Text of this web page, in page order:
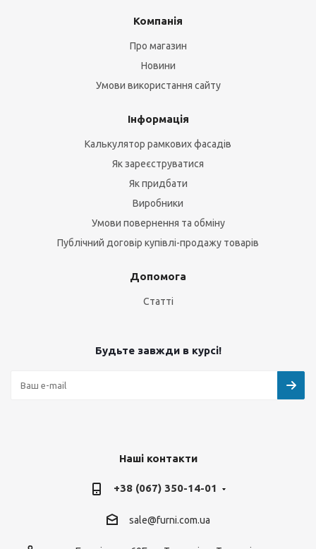
Компанія
Про магазин
Новини
Умови використання сайту
Інформація
Калькулятор рамкових фасадів
Як зареєструватися
Як придбати
Виробники
Умови повернення та обміну
Публічний договір купівлі-продажу товарів
Допомога
Статті
Будьте завжди в курсі!
Наші контакти
+38 (067) 350-14-01
sale@furni.com.ua